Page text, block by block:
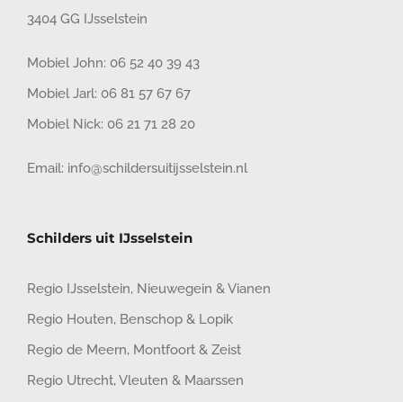
3404 GG IJsselstein
Mobiel John: 06 52 40 39 43
Mobiel Jarl: 06 81 57 67 67
Mobiel Nick: 06 21 71 28 20
Email: info@schildersuitijsselstein.nl
Schilders uit IJsselstein
Regio IJsselstein, Nieuwegein &Vianen
Regio Houten, Benschop & Lopik
Regio de Meern, Montfoort & Zeist
Regio Utrecht,Vleuten & Maarssen